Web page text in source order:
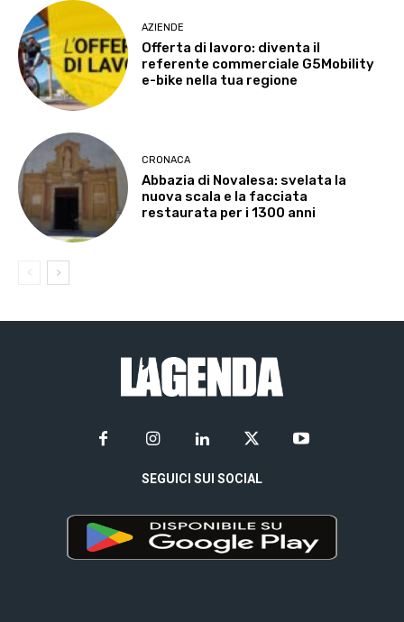
AZIENDE
Offerta di lavoro: diventa il
referente commerciale G5Mobility
e-bike nella tua regione
CRONACA
Abbazia di Novalesa: svelata la
nuova scala e la facciata
restaurata per i 1300 anni
SEGUICI SUI SOCIAL